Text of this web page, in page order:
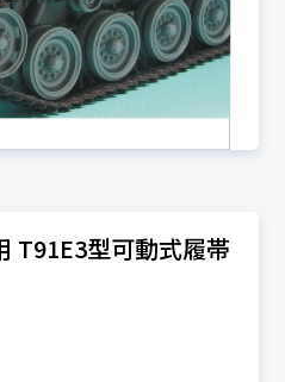
T91E3型可動式履帯